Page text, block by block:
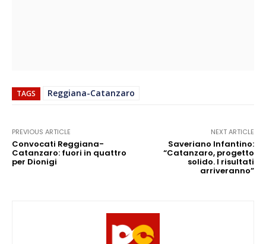
TAGS Reggiana-Catanzaro
PREVIOUS ARTICLE
Convocati Reggiana-
Catanzaro: fuori in quattro
per Dionigi
NEXT ARTICLE
Saveriano Infantino:
“Catanzaro, progetto
solido. I risultati
arriveranno”